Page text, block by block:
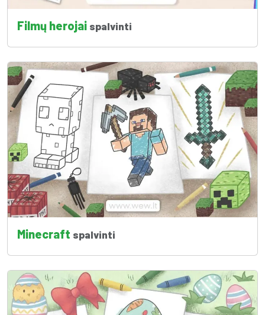
Filmų herojai spalvinti
Minecraft spalvinti